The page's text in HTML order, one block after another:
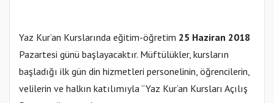
Yaz Kur’an Kurslarında eğitim-öğretim 25 Haziran 2018
Pazartesi günü başlayacaktır. Müftülükler, kursların
başladığı ilk gün din hizmetleri personelinin, öğrencilerin,
velilerin ve halkın katılımıyla “Yaz Kur’an Kursları Açılış